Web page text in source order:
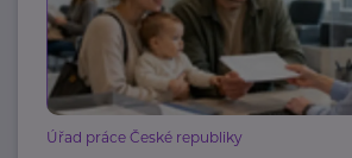
Úřad práce České republiky